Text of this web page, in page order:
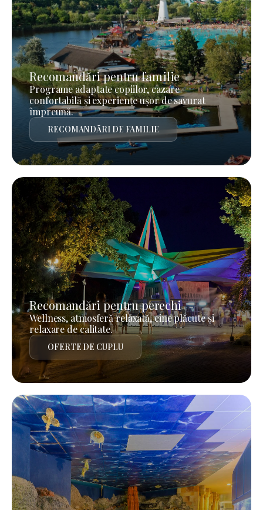
Recomandări pentru familie
Programe adaptate copiilor, cazare
confortabilă și experiențe ușor de savurat
împreună.
RECOMANDĂRI DE FAMILIE
Recomandări pentru perechi
Wellness, atmosferă relaxată, cine plăcute și
relaxare de calitate.
OFERTE DE CUPLU